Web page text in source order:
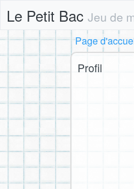
Le Petit Bac Jeu de
Page
Profil